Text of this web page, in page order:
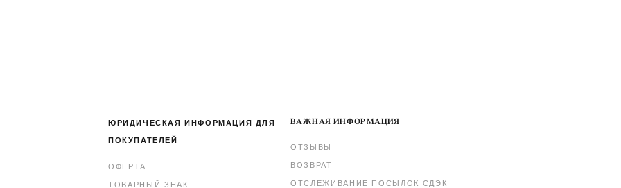
ЮРИДИЧЕСКАЯ ИНФОРМАЦИЯ ДЛЯ
ПОКУПАТЕЛЕЙ
ОФЕРТА
ТОВАРНЫЙ ЗНАК
ВАЖНАЯ ИНФОРМАЦИЯ
ОТЗЫВЫ
ВОЗВРАТ
ОТСЛЕЖИВАНИЕ ПОСЫЛОК СДЭК